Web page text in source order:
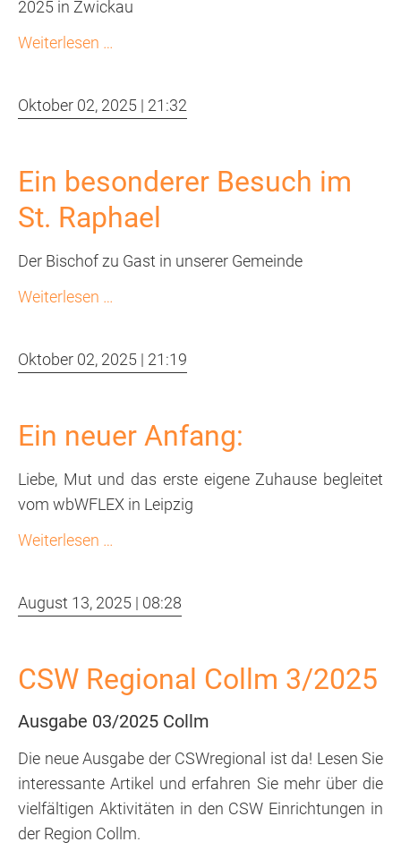
2025 in Zwickau
Weiterlesen …
Oktober 02, 2025 | 21:32
Ein besonderer Besuch im
St. Raphael
Der Bischof zu Gast in unserer Gemeinde
Weiterlesen …
im
Raphael
Oktober 02, 2025 | 21:19
Ein neuer Anfang:
Liebe, Mut und das erste eigene Zuhause begleitet
vom wbWFLEX in Leipzig
Weiterlesen …
August 13, 2025 | 08:28
CSW Regional Collm 3/2025
Ausgabe 03/2025 Collm
Die neue Ausgabe der CSWregional ist da! Lesen Sie
interessante Artikel und erfahren Sie mehr über die
vielfältigen Aktivitäten in den CSW Einrichtungen in
der Region Collm.